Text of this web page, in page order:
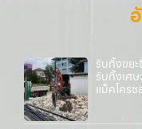
รับทิ้งขย
รับทิ้งเศ
แม็คโคร